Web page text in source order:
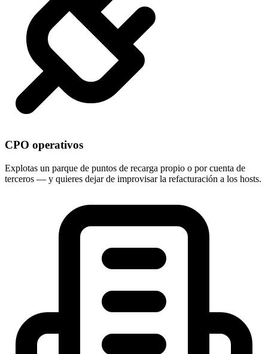
CPO operativos
Explotas un parque de puntos de recarga propio o por cuenta de
terceros — y quieres dejar de improvisar la refacturación a los hosts.